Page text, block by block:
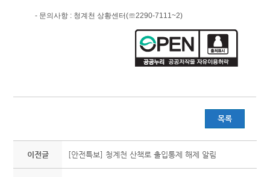
- 문의사항 : 청계천 상황센터(☏2290-7111~2)
목록
이전글 [안전특보] 청계천 산책로 출입통제 해제 알림